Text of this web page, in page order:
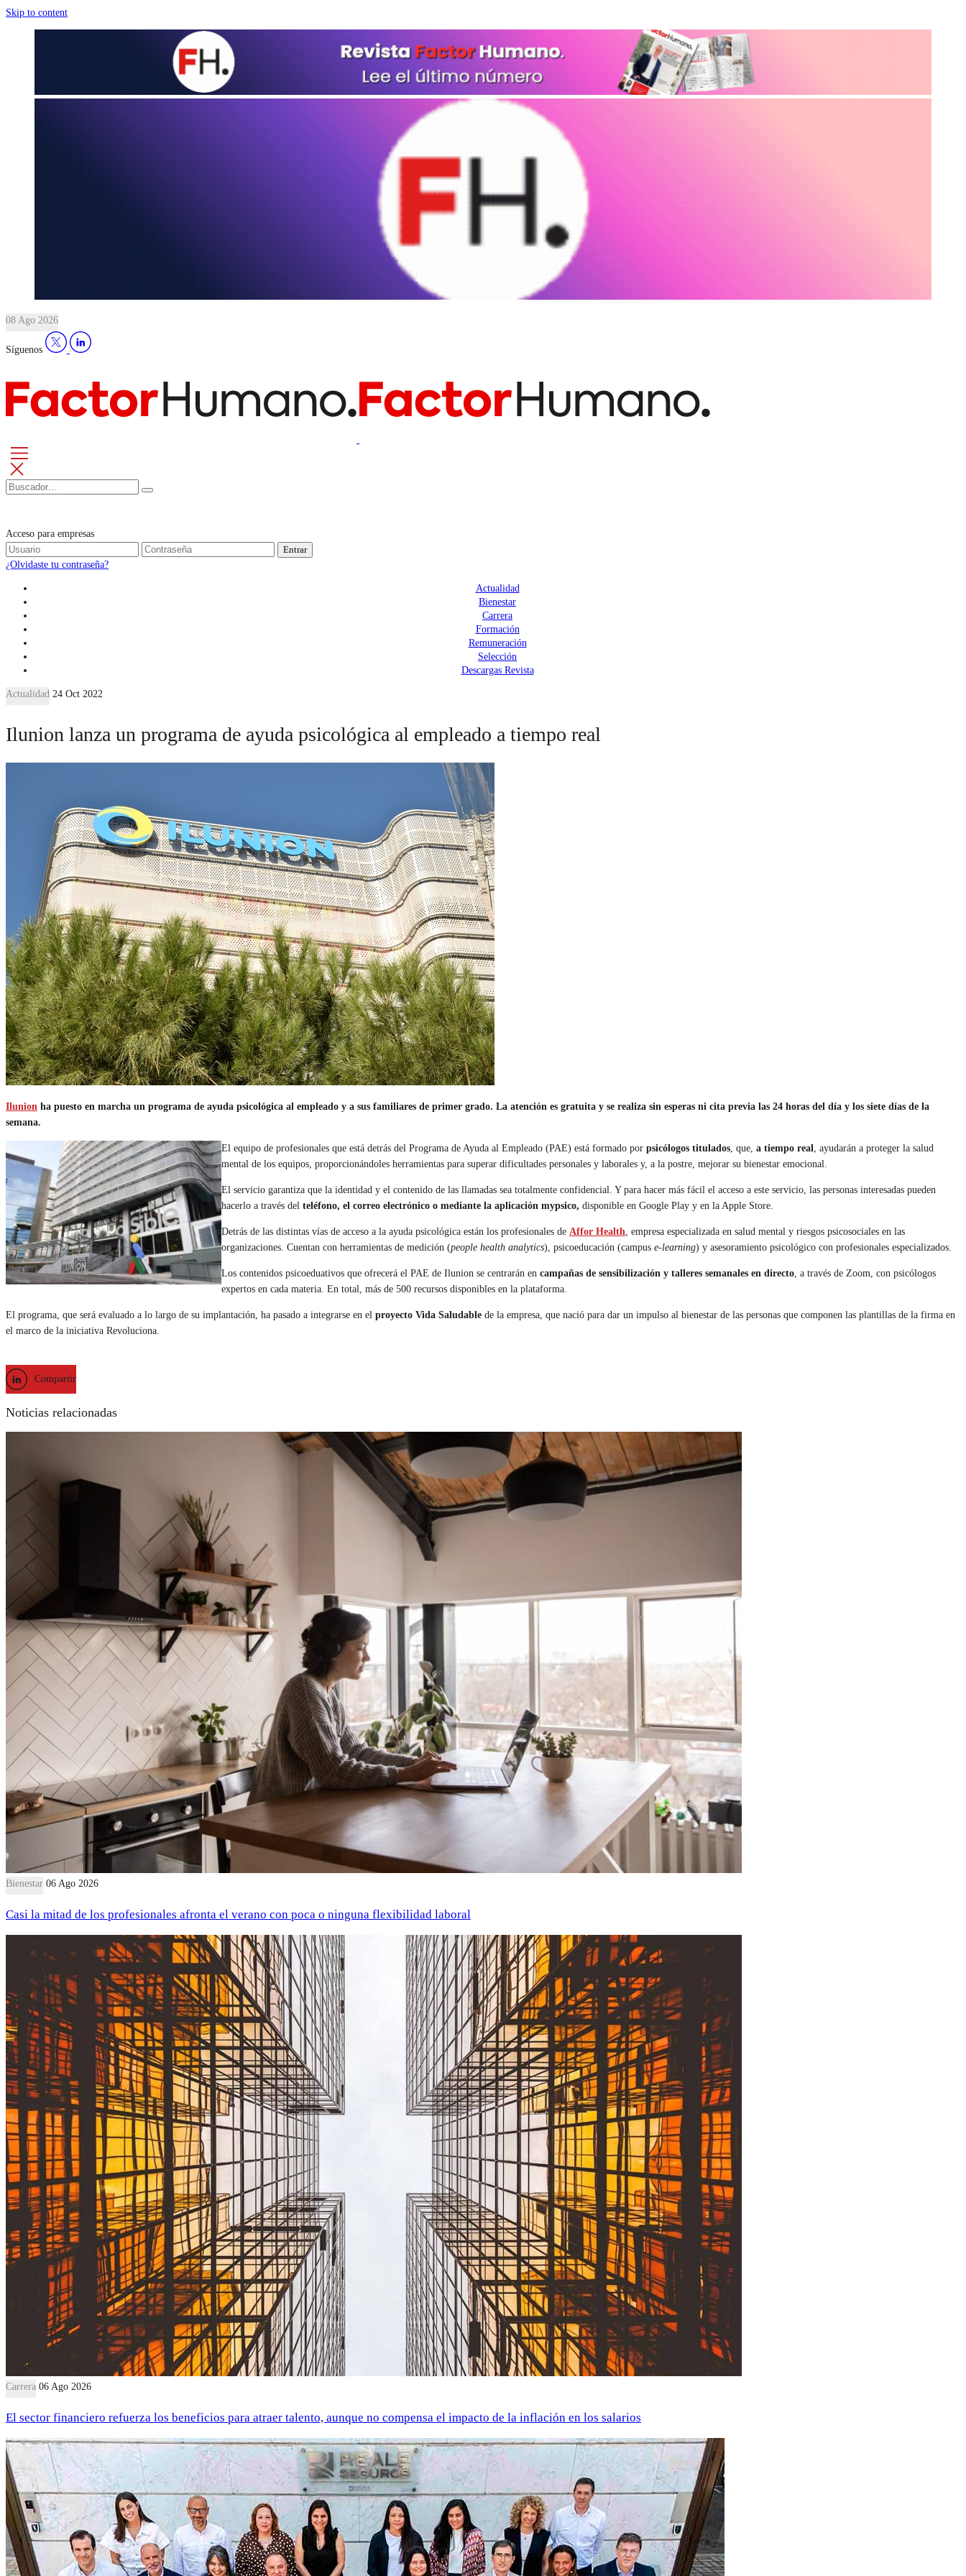
Skip to content
08 Ago 2026
Síguenos
Acceso para empresas
Entrar
¿Olvidaste tu contraseña?
Actualidad
Bienestar
Carrera
Formación
Remuneración
Selección
Descargas Revista
Actualidad 24 Oct 2022
Ilunion lanza un programa de ayuda psicológica al empleado a tiempo real
Ilunion ha puesto en marcha un programa de ayuda psicológica al empleado y a sus familiares de primer grado. La atención es gratuita y se realiza sin esperas ni cita previa las 24 horas del día y los siete días de la
semana.
El equipo de profesionales que está detrás del Programa de Ayuda al Empleado (PAE) está formado por psicólogos titulados , que, a tiempo real
, ayudarán a proteger la salud
mental de los equipos, proporcionándoles herramientas para superar dificultades personales y laborales y, a la postre, mejorar su bienestar emocional.
El servicio garantiza que la identidad y el contenido de las llamadas sea totalmente confidencial. Y para hacer más fácil el acceso a este servicio, las personas interesadas pueden
hacerlo a través del teléfono, el correo electrónico o mediante la aplicación mypsico, disponible en Google Play y en la Apple Store.
Detrás de las distintas vías de acceso a la ayuda psicológica están los profesionales de Affor Health , empresa especializada en salud mental y riesgos psicosociales en las
organizaciones. Cuentan con herramientas de medición (people health analytics), psicoeducación (campus e-learning) y asesoramiento psicológico con profesionales especializados.
Los contenidos psicoeduativos que ofrecerá el PAE de Ilunion se centrarán en campañas de sensibilización y talleres semanales en directo , a través de Zoom, con psicólogos
expertos en cada materia. En total, más de 500 recursos disponibles en la plataforma.
El programa, que será evaluado a lo largo de su implantación, ha pasado a integrarse en el proyecto Vida Saludable de la empresa, que nació para dar un impulso al bienestar de las personas que componen las plantillas de la firma en
el marco de la iniciativa Revoluciona.
Compartir
Noticias relacionadas
Bienestar 06 Ago 2026
Casi la mitad de los profesionales afronta el verano con poca o ninguna flexibilidad laboral
Carrera 06 Ago 2026
El sector financiero refuerza los beneficios para atraer talento, aunque no compensa el impacto de la inflación en los salarios